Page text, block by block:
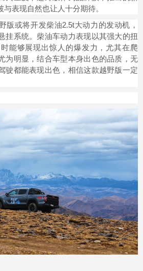
表现自然也让人十分期待。
版或将开发柴油2.5t大动力的发动机，
挂系统。柴油车动力表现以其强大的扭
能够展现出惊人的爆发力，尤其在爬
为明显，结合车型本身出色的品质，无
驶都能表现出色，相信这款越野版一定